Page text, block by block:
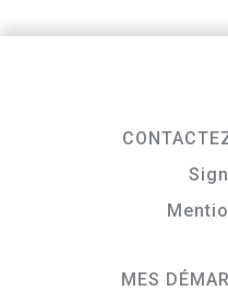
MES